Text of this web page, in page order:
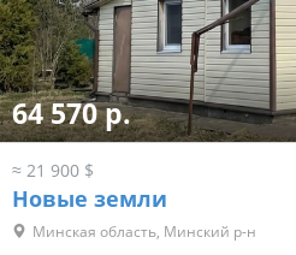
64 570 р.
≈ 21 900 $
Новые земли
Минская область, Минский р-н